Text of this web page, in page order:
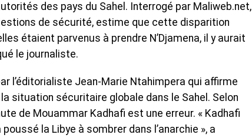
des pays du Sahel. Interrogé par Maliweb.net,
de sécurité, estime que cette disparition
étaient parvenus à prendre N’Djamena, il y aurait
le journaliste.
l’éditorialiste Jean-Marie Ntahimpera qui affirme
situation sécuritaire globale dans le Sahel. Selon
de Mouammar Kadhafi est une erreur. « Kadhafi
la Libye à sombrer dans l’anarchie », a